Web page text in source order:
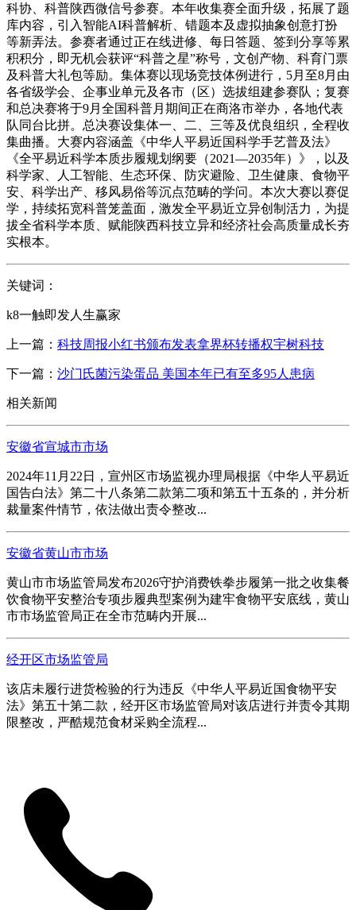
科协、科普陕西微信号参赛。本年收集赛全面升级，拓展了题
库内容，引入智能AI科普解析、错题本及虚拟抽象创意打扮
等新弄法。参赛者通过正在线进修、每日答题、签到分享等累
积积分，即无机会获评“科普之星”称号，文创产物、科育门票
及科普大礼包等励。集体赛以现场竞技体例进行，5月至8月由
各省级学会、企事业单元及各市（区）选拔组建参赛队；复赛
和总决赛将于9月全国科普月期间正在商洛市举办，各地代表
队同台比拼。总决赛设集体一、二、三等及优良组织，全程收
集曲播。大赛内容涵盖《中华人平易近国科学手艺普及法》
《全平易近科学本质步履规划纲要（2021—2035年）》，以及
科学家、人工智能、生态环保、防灾避险、卫生健康、食物平
安、科学出产、移风易俗等沉点范畴的学问。本次大赛以赛促
学，持续拓宽科普笼盖面，激发全平易近立异创制活力，为提
拔全省科学本质、赋能陕西科技立异和经济社会高质量成长夯
实根本。
关键词：
k8一触即发人生赢家
上一篇： 科技周报小红书颁布发表拿界杯转播权宇树科技
下一篇： 沙门氏菌污染蛋品 美国本年已有至多95人患病
相关新闻
安徽省宣城市市场
2024年11月22日，宣州区市场监视办理局根据《中华人平易近
国告白法》第二十八条第二款第二项和第五十五条的，并分析
裁量案件情节，依法做出责令整改...
安徽省黄山市市场
黄山市市场监管局发布2026守护消费铁拳步履第一批之收集餐
饮食物平安整治专项步履典型案例为建牢食物平安底线，黄山
市市场监管局正在全市范畴内开展...
经开区市场监管局
该店未履行进货检验的行为违反《中华人平易近国食物平安
法》第五十第二款，经开区市场监管局对该店进行并责令其期
限整改，严酷规范食材采购全流程...